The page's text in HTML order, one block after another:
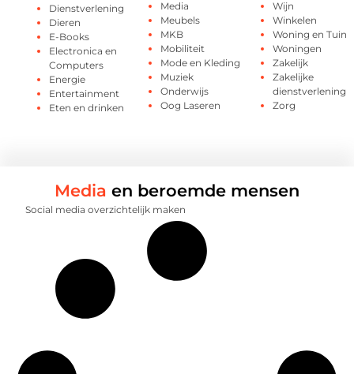
Dienstverlening
Dieren
E-Books
Electronica en
Computers
Energie
Entertainment
Eten en drinken
Media
Meubels
MKB
Mobiliteit
Mode en Kleding
Muziek
Onderwijs
Oog Laseren
Wijn
Winkelen
Woning en Tuin
Woningen
Zakelijk
Zakelijke
dienstverlening
Zorg
Media en beroemde mensen
Social media overzichtelijk maken